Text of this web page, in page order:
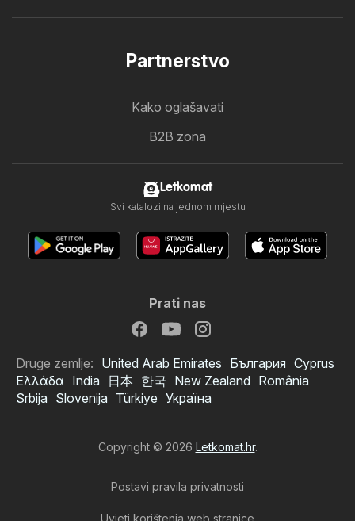
Partnerstvo
Kako oglašavati
B2B zona
Letkomat
Svi katalozi na jednom mjestu
Prati nas
Druge zemlje: United Arab Emirates България Cyprus
Ελλάδα India 日本 한국 New Zealand România
Srbija Slovenija Türkiye Україна
Copyright © 2026 Letkomat.hr.
Postavi pravila privatnosti
Uvjeti korištenja web stranice